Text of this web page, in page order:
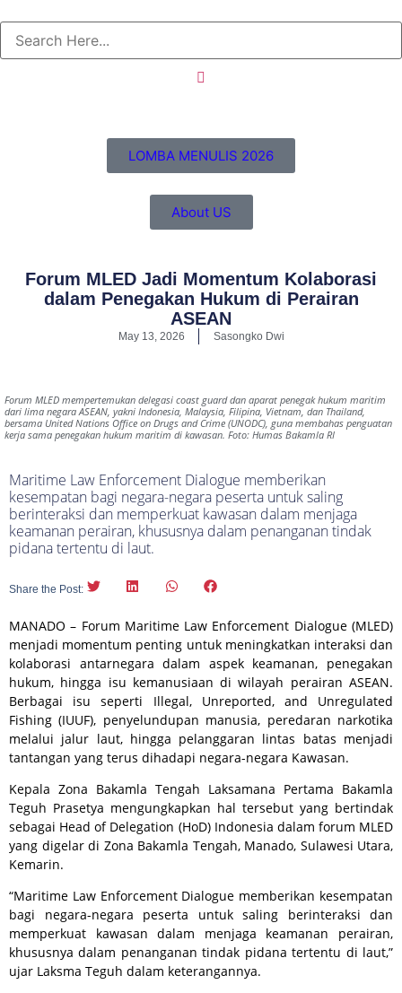
LOMBA MENULIS 2026
About US
Forum MLED Jadi Momentum Kolaborasi
dalam Penegakan Hukum di Perairan
ASEAN
May 13, 2026 Sasongko Dwi
Forum MLED mempertemukan delegasi coast guard dan aparat penegak hukum maritim
dari lima negara ASEAN, yakni Indonesia, Malaysia, Filipina, Vietnam, dan Thailand,
bersama United Nations Office on Drugs and Crime (UNODC), guna membahas penguatan
kerja sama penegakan hukum maritim di kawasan. Foto: Humas Bakamla RI
Maritime Law Enforcement Dialogue memberikan
kesempatan bagi negara-negara peserta untuk saling
berinteraksi dan memperkuat kawasan dalam menjaga
keamanan perairan, khususnya dalam penanganan tindak
pidana tertentu di laut.
Share the Post:
MANADO – Forum Maritime Law Enforcement Dialogue (MLED)
menjadi momentum penting untuk meningkatkan interaksi dan
kolaborasi antarnegara dalam aspek keamanan, penegakan
hukum, hingga isu kemanusiaan di wilayah perairan ASEAN.
Berbagai isu seperti Illegal, Unreported, and Unregulated
Fishing (IUUF), penyelundupan manusia, peredaran narkotika
melalui jalur laut, hingga pelanggaran lintas batas menjadi
tantangan yang terus dihadapi negara-negara Kawasan.
Kepala Zona Bakamla Tengah Laksamana Pertama Bakamla
Teguh Prasetya mengungkapkan hal tersebut yang bertindak
sebagai Head of Delegation (HoD) Indonesia dalam forum MLED
yang digelar di Zona Bakamla Tengah, Manado, Sulawesi Utara,
Kemarin.
“Maritime Law Enforcement Dialogue memberikan kesempatan
bagi negara-negara peserta untuk saling berinteraksi dan
memperkuat kawasan dalam menjaga keamanan perairan,
khususnya dalam penanganan tindak pidana tertentu di laut,”
ujar Laksma Teguh dalam keterangannya.